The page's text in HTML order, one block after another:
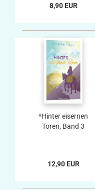
8,90 EUR
*Hinter eisernen
Toren, Band 3
12,90 EUR